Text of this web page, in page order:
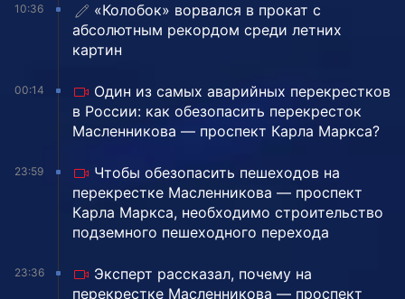
10:36
«Колобок» ворвался в прокат с
абсолютным рекордом среди летних
картин
00:14
Один из самых аварийных перекрестков
в России: как обезопасить перекресток
Масленникова — проспект Карла Маркса?
23:59
Чтобы обезопасить пешеходов на
перекрестке Масленникова — проспект
Карла Маркса, необходимо строительство
подземного пешеходного перехода
23:36
Эксперт рассказал, почему на
перекрестке Масленникова — проспект